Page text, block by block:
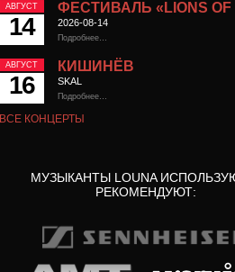
АВГУСТ
14
ФЕСТИВАЛЬ «LIONS OF
2026-08-14
Подробнее…
АВГУСТ
16
КИШИНЁВ
SKAL
Подробнее…
ВСЕ КОНЦЕРТЫ
МУЗЫКАНТЫ LOUNA
РЕКОМЕНДУЮТ: